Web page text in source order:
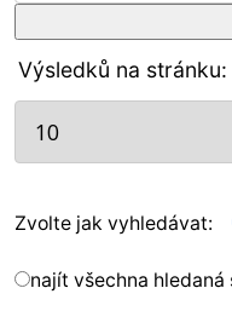
Výsledků na stránku:
Zvolte jak vyhledávat:
najít všechna hledaná